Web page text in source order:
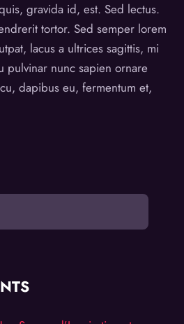
gravida id, est. Sed lectus.
tortor. Sed semper lorem
lacus a ultrices sagittis, mi
pulvinar nunc sapien ornare
dapibus eu, fermentum et,